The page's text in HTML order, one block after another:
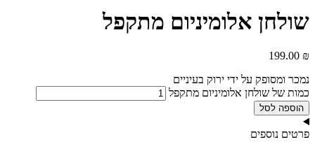
שולחן אלומיניום מתקפל
199.00 ₪
נמכר ומסופק על ידי ירוק בעיניים
כמות של שולחן אלומיניום מתקפל
הוספה לסל
פרטים נוספים